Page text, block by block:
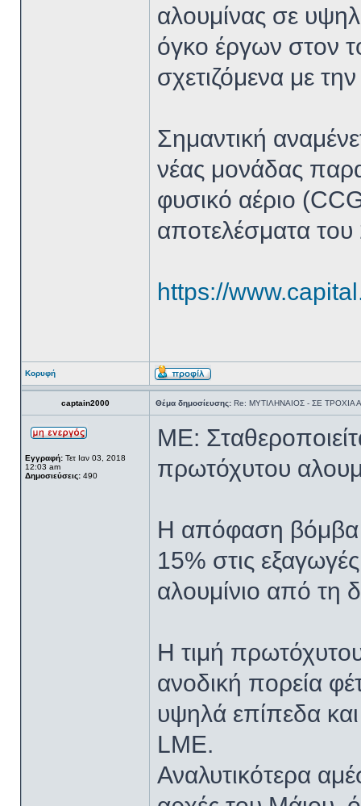
αλουμίνας σε
όγκο έργων στον
σχετιζόμενα με
Σημαντική
νέας μονάδας
φυσικό αέριο
αποτελέσματα
https://
Κορυφή
captain2000 Θέμα δημοσίευσης: Re: ΜΥΤΙΛΗΝΑΙΟΣ - ΣΕ ΤΡΟΧΙΑ
Εγγραφή: Τετ Ιαν 03, 2018
12:03 am
Δημοσιεύσεις: 490
ME:
πρωτόχυτου
Η απόφαση βόμβα
15% στις
αλουμίνιο από τη
Η τιμή
ανοδική πορεία
υψηλά επίπεδα
LME.
Αναλυτικότερα